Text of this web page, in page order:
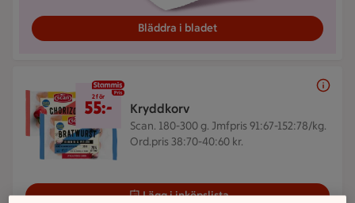
Bläddra i bladet
Kryddkorv
Scan. 180-300 g. Jmfpris 91:67-152:78/kg.
Ord.pris 38:70-40:60 kr.
2 för 55 kr
2 för
55:-
Lägg i inköpslista